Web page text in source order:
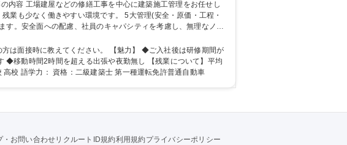
い環境です。 5大管理(安全・原価・工程・
。安全面への配慮、社員のキャパシティを考慮し、無理なノル
足柄工場・海老名工場/官公庁 など 募集職種 【二級
◆移動時間2時間を超える出張や夜勤無し 【残業について】平均
学院 大学 高専 短大 専修学校 高校 語学力： 資格：二級建築士 第一種運転免許普通自動車
・お問い合わせ リクルートID規約利用規約プライバシーポリシー